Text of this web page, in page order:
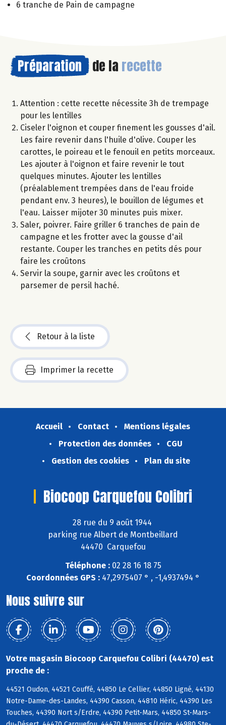
6 tranche de Pain de campagne
Préparation de la recette
Attention : cette recette nécessite 3h de trempage
pour les lentilles
Ciseler l'oignon et couper finement les gousses d'ail.
Les faire revenir dans l'huile d'olive. Couper les
carottes, le poireau et le fenouil en petits morceaux.
Les ajouter à l'oignon et faire revenir le tout
quelques minutes. Ajouter les lentilles
(préalablement trempées dans de l'eau froide
pendant env. 3 heures), le bouillon de légumes et
l'eau. Laisser mijoter 30 minutes puis mixer.
Saler, poivrer. Faire griller 6 tranches de pain de
campagne et les frotter avec la gousse d'ail
restante. Couper les tranches en petits dés pour
faire les croûtons
Servir la soupe, garnir avec les croûtons et
parsemer de persil haché.
Retour à la liste
Imprimer la recette
Accueil Contact
Mentions légales
Protection des données
CGU
Gestion des cookies
Plan du site
Biocoop Carquefou Colibri
28 rue du 9 août 1944
parking rue Albert de Montbeillard
44470 Carquefou
Téléphone :02 28 16 18 75
Coordonnées GPS : 47,2975407 ° , -1,4937494 °
Nous suivre sur
Votre magasin Biocoop Carquefou Colibri (44470) est
proche de :
44521 Oudon, 44521 Couffé, 44850 Le Cellier, 44850 Ligné, 44130
Notre-Dame-des-Landes, 44390 Casson, 44810 Héric, 44390 Les
Touches, 44390 Nort s/Erdre, 44390 Petit-Mars, 44850 St-Mars-